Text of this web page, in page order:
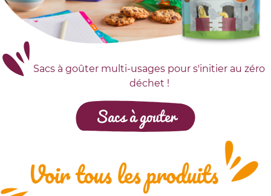
Sacs à goûter multi-usages pour s'initier au zéro
déchet !
Sacs à gouter